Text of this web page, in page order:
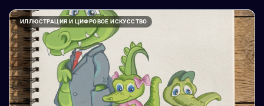
ИЛЛЮСТРАЦИЯ И ЦИФРОВОЕ ИСКУССТВО